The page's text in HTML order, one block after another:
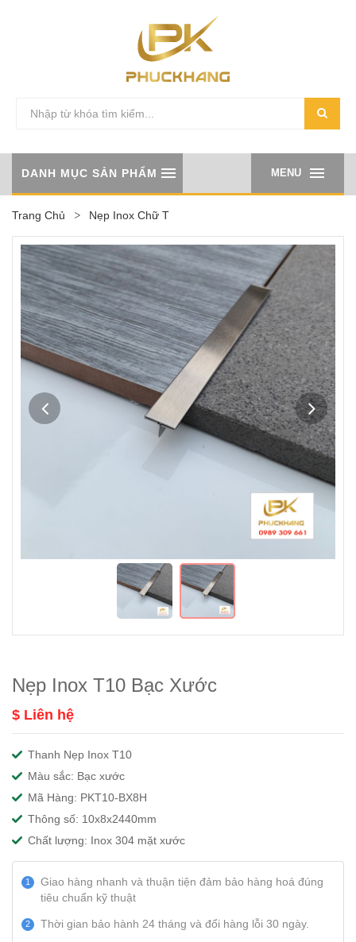
MENU
DANH MỤC SẢN PHẨM
Trang Chủ Nẹp Inox Chữ T
Nẹp Inox T10 Bạc Xước
$ Liên hệ
Thanh Nẹp Inox T10
Màu sắc: Bạc xước
Mã Hàng: PKT10-BX8H
Thông số: 10x8x2440mm
Chất lượng: Inox 304 mặt xước
1
Giao hàng nhanh và thuận tiện đảm bảo hàng hoá đúng
tiêu chuẩn kỹ thuật
2 Thời gian bảo hành 24 tháng và đổi hàng lỗi 30 ngày.